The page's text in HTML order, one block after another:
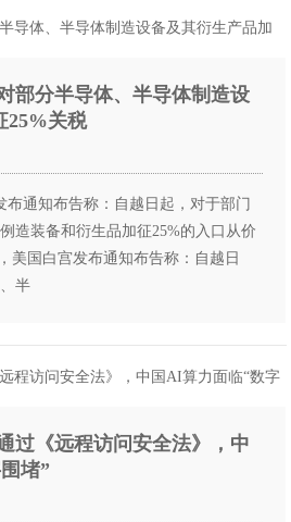
部分半导体、半导体制造设
25%关税
布通知布告称：自越日起，对于部门
造装备和衍生品加征25%的入口从价
美国白宫发布通知布告称：自越日
半
过《远程访问安全法》，中
堵”